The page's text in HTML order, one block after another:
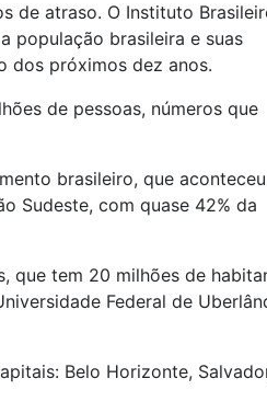
de atraso. O Instituto
população brasileira e suas
dos próximos dez anos.
de pessoas, números que
brasileiro, que
Sudeste, com quase 42% da
que tem 20 milhões de
Federal de
Belo Horizonte,